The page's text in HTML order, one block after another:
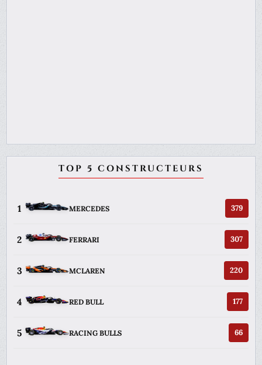
TOP 5 CONSTRUCTEURS
1 MERCEDES 379
2 FERRARI 307
3 MCLAREN 220
4 RED BULL 177
5 RACING BULLS 66